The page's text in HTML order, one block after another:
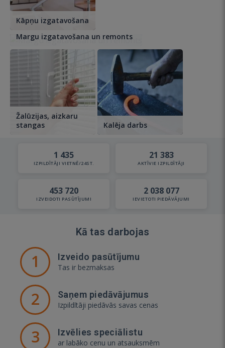
Kāpņu izgatavošana
Margu izgatavošana un remonts
Žalūzijas, aizkaru
stangas
Kalēja darbs
1 435
IZPILDĪTĀJI VIETNĒ/24ST.
21 383
AKTĪVIE IZPILDĪTĀJI
453 720
IZVEIDOTI PASŪTĪJUMI
2 038 077
IEVIETOTI PIEDĀVĀJUMI
Kā tas darbojas
1 Izveido pasūtījumu
Tas ir bezmaksas
2 Saņem piedāvājumus
Izpildītāji piedāvās savas cenas
3 Izvēlies speciālistu
ar labāko cenu un atsauksmēm